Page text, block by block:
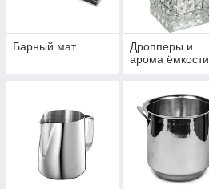
Барный мат
Дропперы и
арома ёмкости